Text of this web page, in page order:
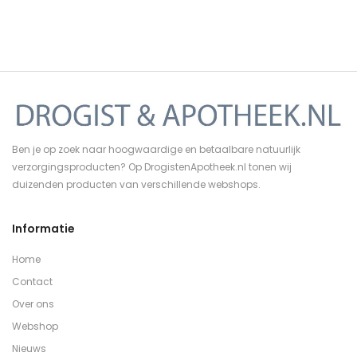
Ben je op zoek naar hoogwaardige en betaalbare natuurlijk
verzorgingsproducten? Op DrogistenApotheek.nl tonen wij
duizenden producten van verschillende webshops.
Informatie
Home
Contact
Over ons
Webshop
Nieuws